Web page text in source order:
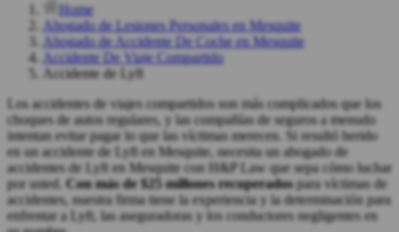
Home
Abogado de Lesiones Personales en Mesquite
Abogado de Accidente De Coche en Mesquite
Accidente De Viaje Compartido
Accidente de Lyft
Los accidentes de viajes compartidos son más complicados que los
choques de autos regulares, y las compañías de seguros a menudo
intentan evitar pagar lo que las víctimas merecen. Si resultó herido
en un accidente de Lyft en Mesquite, necesita un abogado de
accidentes de Lyft en Mesquite con H&P Law que sepa cómo luchar
por usted. Con más de $25 millones recuperadospara víctimas de
accidentes, nuestra firma tiene la experiencia y la determinación para
enfrentar a Lyft, las aseguradoras y los conductores negligentes en